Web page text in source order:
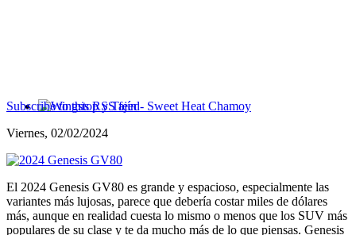
Subscribe to this RSS feed
Viernes, 02/02/2024
El 2024 Genesis GV80 es grande y espacioso, especialmente las
variantes más lujosas, parece que debería costar miles de dólares
más, aunque en realidad cuesta lo mismo o menos que los SUV más
populares de su clase y te da mucho más de lo que piensas. Genesis